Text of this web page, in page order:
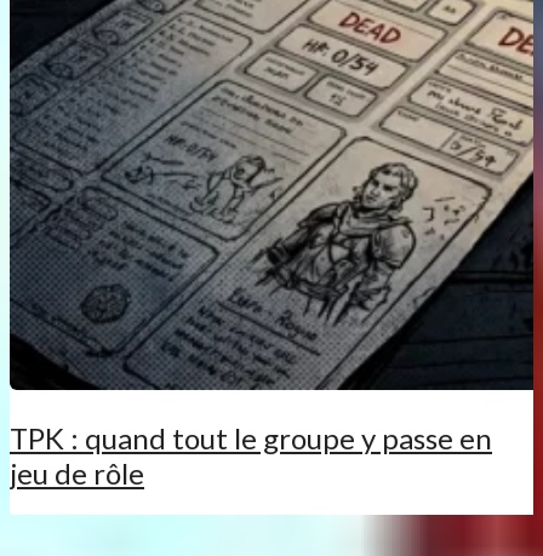
TPK : quand tout le groupe y passe en
jeu de rôle